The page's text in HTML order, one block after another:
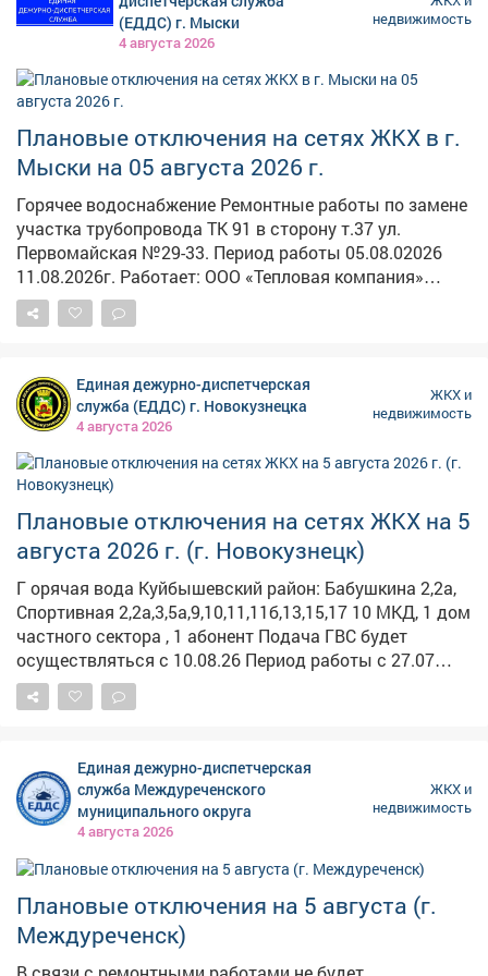
«Гаражная амнистия стала важной мерой поддержки
кузбассовцев, она действительно полезна людям.
Упрощенный порядок позволяет оформить
капитальный гараж и землю под ним, распоряжаться
своим имуществом. Мы видим, что в Кузбассе
программа востребована, и продление ее действия на
пять лет позволит еще большему числу жителей
оформить свои права и жить спокойно», – отметила
руководитель Управления Росреестра по Кемеровской
области – Кузбассу Ольга Тюрина.
(ЕДДС) г. Мыски
4 августа 2026
недвижимость
Плановые отключения на сетях ЖКХ в г.
Мыски на 05 августа 2026 г.
Горячее водоснабжение Ремонтные работы по замене
участка трубопровода ТК 91 в сторону т.37 ул.
Первомайская №29-33. Период работы 05.08.02026
11.08.2026г. Работает: ООО «Тепловая компания»
Электроснабжение Установка ПУ Эне-Таг 13, Челей
14,30,34. Эне-Таг 11, 13, 16, 18 Улуг-Таг 22 Теберги-Кезек
Работает: "Энергосеть" г. Мыски Выправка опор
Кузнецкая 1, 3, 4, 5 Период работы 08.00-13.00
Работает: "Энергосеть" г. Мыски Установка ПУ Улуг-
работы 14.00-16.00 Работает: "Энергосеть" г. Мыски
Подрезка ДКР Трактовая 90-110. Мостовая 2-18; 3-15.
Период работы 13.00-17.00 Работает: "Энергосеть" г.
Единая дежурно-диспетчерская
служба (ЕДДС) г. Новокузнецка
4 августа 2026
ЖКХ и
недвижимость
Плановые отключения на сетях ЖКХ на 5
августа 2026 г. (г. Новокузнецк)
Г орячая вода Куйбышевский район: Бабушкина 2,2а,
Спортивная 2,2а,3,5а,9,10,11,11б,13,15,17 10 МКД, 1 дом
частного сектора , 1 абонент Подача ГВС будет
осуществляться с 10.08.26 Период работы с 27.07
09:00 по 09.08 17:00 Описание работ: Гидравлические
испытания т/сетей на прочность и плотность от
район: Станционная, 15,19,20,22, 25,29,29/1 4 жилых
дома, проч. - 3 Период работы с 24.07 09:00 по 07.08
19:00 Описание работ: Гидравлические испытания т/
Полосухинская (согласно графику) Работает: ООО
«ЭнергоТранзит» Центральный район: Транспортная
93 1 МКД Период работы 05.08 с 10:00 по 16:00
Описание работ: Установка приборов учета Работает:
ООО НТК Куйбышевский район: Садопарковая
Единая дежурно-диспетчерская
служба Междуреченского
муниципального округа
4 августа 2026
ЖКХ и
недвижимость
Плановые отключения на 5 августа (г.
Междуреченск)